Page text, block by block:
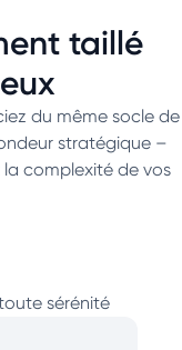
taillé
du même socle de
stratégique –
complexité de vos
sérénité